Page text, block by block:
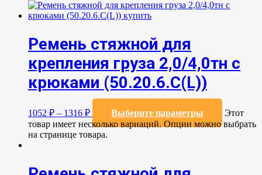
Ремень стяжной для
крепления груза 2,0/4,0тн с
крюками (50.20.6.C(L))
1052 ₽ – 1316 ₽ Выберите параметры
Этот
товар имеет несколько вариаций. Опции можно выбрать
на странице товара.